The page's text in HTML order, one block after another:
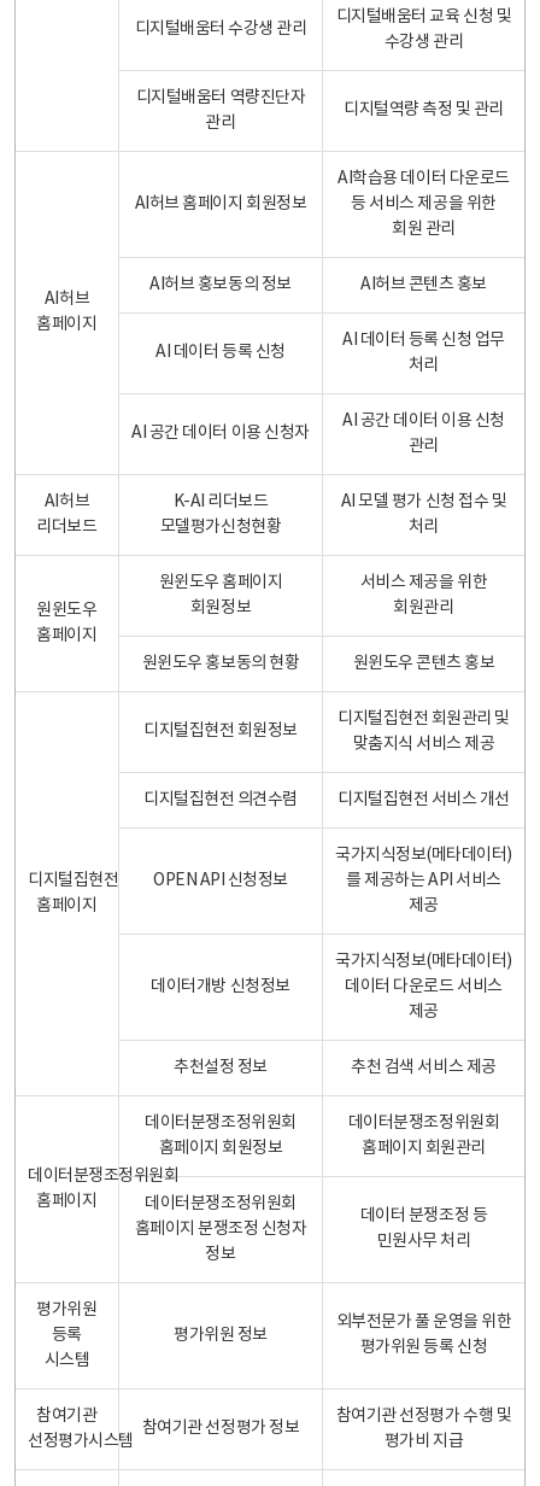
디지털배움터 수강생 관리
디지털배움터 교육 신청 및
수강생 관리
디지털배움터 역량진단자
관리
디지털역량 측정 및 관리
AI허브
홈페이지
AI허브 홈페이지 회원정보
AI학습용 데이터 다운로드
등 서비스 제공을 위한
회원 관리
AI허브 홍보동의 정보 AI허브 콘텐츠 홍보
AI 데이터 등록 신청
AI 데이터 등록 신청 업무
처리
AI 공간 데이터 이용 신청자
AI 공간 데이터 이용 신청
관리
AI허브
리더보드
K-AI 리더보드
모델평가신청현황
AI 모델 평가 신청 접수 및
처리
원윈도우
홈페이지
원윈도우 홈페이지
회원정보
서비스 제공을 위한
회원관리
원윈도우 홍보동의 현황 원윈도우 콘텐츠 홍보
디지털집현전
홈페이지
디지털집현전 회원정보
디지털집현전 회원관리 및
맞춤지식 서비스 제공
디지털집현전 의견수렴 디지털집현전 서비스 개선
OPEN API 신청정보
국가지식정보(메타데이터)
를 제공하는 API 서비스
제공
데이터개방 신청정보
국가지식정보(메타데이터)
데이터 다운로드 서비스
제공
추천설정 정보 추천 검색 서비스 제공
데이터분쟁조정위원회
홈페이지
데이터분쟁조정위원회
홈페이지 회원정보
데이터분쟁조정위원회
홈페이지 회원관리
데이터분쟁조정위원회
홈페이지 분쟁조정 신청자
정보
데이터 분쟁조정 등
민원사무 처리
평가위원
등록
시스템
평가위원 정보
외부전문가 풀 운영을 위한
평가위원 등록 신청
참여기관
선정평가시스템
참여기관 선정평가 정보
참여기관 선정평가 수행 및
평가비 지급